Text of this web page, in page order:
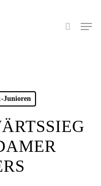
search
Menu
Junioren